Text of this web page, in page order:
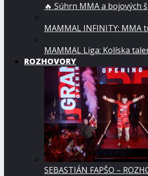
🔥 Súhrn MMA a bojových
MAMMAL INFINITY: MMA
MAMMAL Liga: Kolíska
ROZHOVORY
SEBASTIÁN FAPŠO –